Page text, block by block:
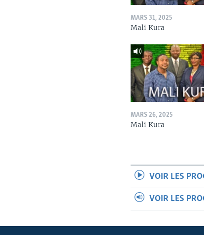
MARS 31, 2025
Mali Kura
MARS 26, 2025
Mali Kura
VOIR LES
VOIR LES